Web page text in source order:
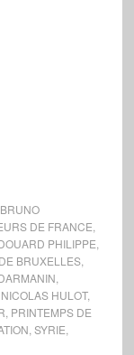
BRUNO
DE FRANCE
PHILIPPE
BRUXELLES,
NICOLAS HULOT,
PRINTEMPS DE
SYRIE